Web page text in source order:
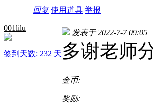
回复 使用道具 举报
001lilu
签到天数: 232 天
发表于 2022-7-7 09:05 |
多谢老师
金币:
奖励: